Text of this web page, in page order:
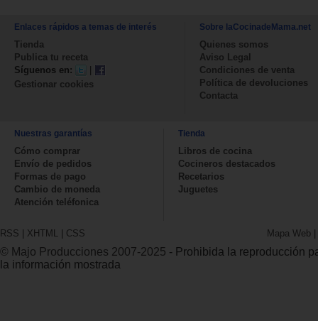
Enlaces rápidos a temas de interés
Tienda
Publica tu receta
Síguenos en:
|
Gestionar cookies
Sobre laCocinadeMama.net
Quienes somos
Aviso Legal
Condiciones de venta
Política de devoluciones
Contacta
Nuestras garantías
Cómo comprar
Envío de pedidos
Formas de pago
Cambio de moneda
Atención teléfonica
Tienda
Libros de cocina
Cocineros destacados
Recetarios
Juguetes
RSS | XHTML | CSS Mapa Web |
© Majo Producciones 2007-2025 - Prohibida la reproducción
la información mostrada